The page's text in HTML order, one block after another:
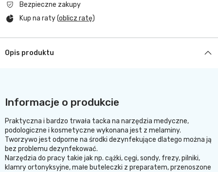
Bezpieczne zakupy
Kup na raty (oblicz ratę)
Opis produktu
Informacje o produkcie
Praktyczna i bardzo trwała tacka na narzędzia medyczne,
podologiczne i kosmetyczne wykonana jest z melaminy.
Tworzywo jest odporne na środki dezynfekujące dlatego można ją
bez problemu dezynfekować.
Narzędzia do pracy takie jak np. cążki, cęgi, sondy, frezy, pilniki,
klamry ortonyksyjne, małe buteleczki z preparatem, przenoszone